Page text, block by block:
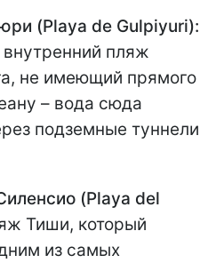
(Playa de Gulpiyuri):
пляж
не имеющий прямого
– вода сюда
подземные туннели
(Playa del
Тиши, который
из самых